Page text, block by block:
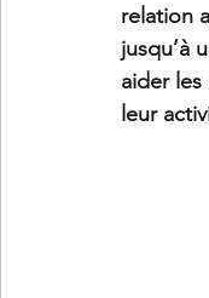
relation
jusqu’à
aider
leur